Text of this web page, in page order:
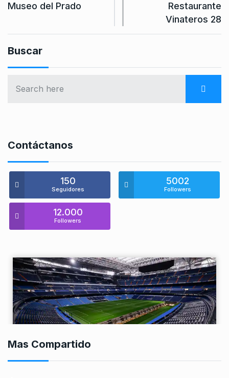
Museo del Prado
Restaurante
Vinateros 28
Buscar
Contáctanos
150
Seguidores
5002
Followers
12.000
Followers
Mas Compartido